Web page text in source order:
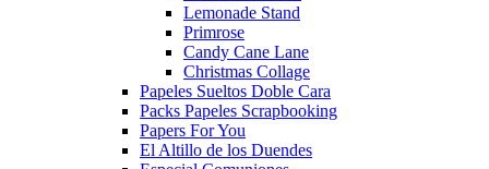
Lemonade Stand
Primrose
Candy Cane Lane
Christmas Collage
Papeles Sueltos Doble Cara
Packs Papeles Scrapbooking
Papers For You
El Altillo de los Duendes